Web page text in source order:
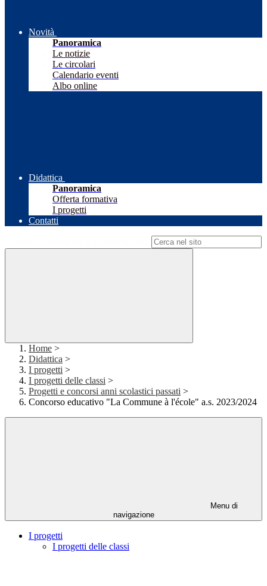
Novità
Panoramica
Le notizie
Le circolari
Calendario eventi
Albo online
Didattica
Panoramica
Offerta formativa
I progetti
Contatti
Home >
Didattica >
I progetti >
I progetti delle classi >
Progetti e concorsi anni scolastici passati >
Concorso educativo "La Commune à l'école" a.s. 2023/2024
Menu di
navigazione
I progetti
I progetti delle classi